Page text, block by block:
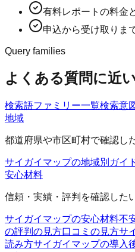
有料レポートの料金
申込から受け取りま
Query families
よくある質問に近
検索語ファミリー一覧検索意
地域
都道府県や市区町村で確認し
サイガイマップの地域別ガイ
安心材料
信頼・実績・評判を確認した
サイガイマップの安心材料不
の評判の見方口コミの見方サ
読み方サイガイマップの導入